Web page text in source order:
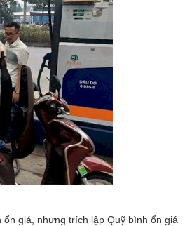
giá, nhưng trích lập Quỹ bình ổn giá